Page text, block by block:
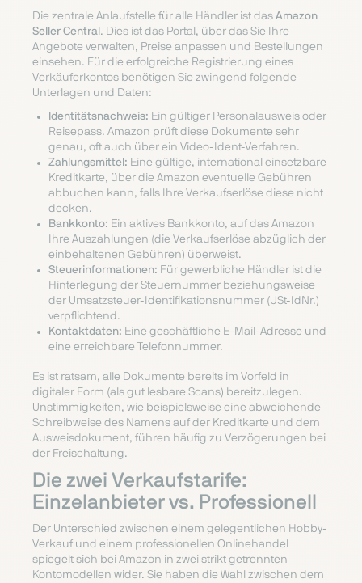
Die zentrale Anlaufstelle für alle Händler ist das Amazon
Seller Central . Dies ist das Portal, über das Sie Ihre
Angebote verwalten, Preise anpassen und Bestellungen
einsehen. Für die erfolgreiche Registrierung eines
Verkäuferkontos benötigen Sie zwingend folgende
Unterlagen und Daten:
Identitätsnachweis: Ein gültiger Personalausweis oder
Reisepass. Amazon prüft diese Dokumente sehr
genau, oft auch über ein Video-Ident-Verfahren.
Zahlungsmittel: Eine gültige, international einsetzbare
Kreditkarte, über die Amazon eventuelle Gebühren
abbuchen kann, falls Ihre Verkaufserlöse diese nicht
decken.
Bankkonto: Ein aktives Bankkonto, auf das Amazon
Ihre Auszahlungen (die Verkaufserlöse abzüglich der
einbehaltenen Gebühren) überweist.
Steuerinformationen: Für gewerbliche Händler ist die
Hinterlegung der Steuernummer beziehungsweise
der Umsatzsteuer-Identifikationsnummer (USt-IdNr.)
verpflichtend.
Kontaktdaten: Eine geschäftliche E-Mail-Adresse und
eine erreichbare Telefonnummer.
Es ist ratsam, alle Dokumente bereits im Vorfeld in
digitaler Form (als gut lesbare Scans) bereitzulegen.
Unstimmigkeiten, wie beispielsweise eine abweichende
Schreibweise des Namens auf der Kreditkarte und dem
Ausweisdokument, führen häufig zu Verzögerungen bei
der Freischaltung.
Die zwei Verkaufstarife:
Einzelanbieter vs. Professionell
Der Unterschied zwischen einem gelegentlichen Hobby-
Verkauf und einem professionellen Onlinehandel
spiegelt sich bei Amazon in zwei strikt getrennten
Kontomodellen wider. Sie haben die Wahl zwischen dem